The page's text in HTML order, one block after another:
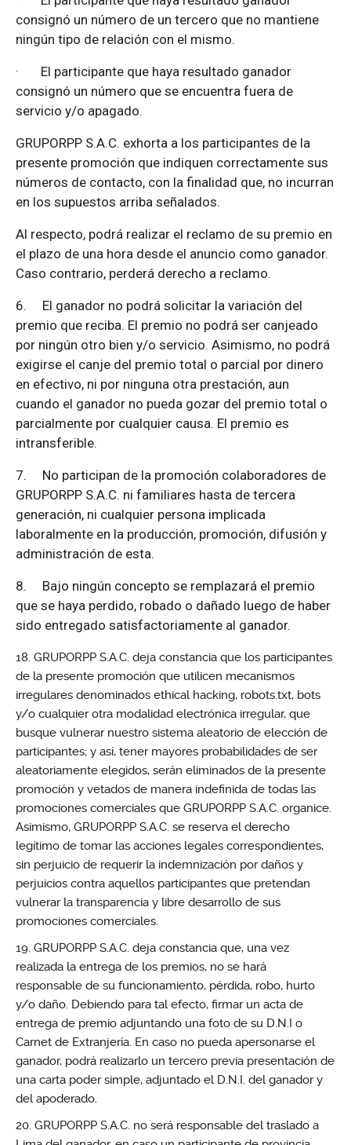
consignó un número de un tercero que no mantiene
ningún tipo de relación con el mismo.
· El participante que haya resultado ganador
consignó un número que se encuentra fuera de
servicio y/o apagado.
GRUPORPP S.A.C. exhorta a los participantes de la
presente promoción que indiquen correctamente sus
números de contacto, con la finalidad que, no incurran
en los supuestos arriba señalados.
Al respecto, podrá realizar el reclamo de su premio en
el plazo de una hora desde el anuncio como ganador.
Caso contrario, perderá derecho a reclamo.
6. El ganador no podrá solicitar la variación del
premio que reciba. El premio no podrá ser canjeado
por ningún otro bien y/o servicio. Asimismo, no podrá
exigirse el canje del premio total o parcial por dinero
en efectivo, ni por ninguna otra prestación, aun
cuando el ganador no pueda gozar del premio total o
parcialmente por cualquier causa. El premio es
intransferible.
7. No participan de la promoción colaboradores de
GRUPORPP S.A.C. ni familiares hasta de tercera
generación, ni cualquier persona implicada
laboralmente en la producción, promoción, difusión y
administración de esta.
8. Bajo ningún concepto se remplazará el premio
que se haya perdido, robado o dañado luego de haber
sido entregado satisfactoriamente al ganador.
GRUPORPP S.A.C. deja constancia que los participantes
de la presente promoción que utilicen mecanismos
irregulares denominados ethical hacking, robots.txt, bots
y/o cualquier otra modalidad electrónica irregular, que
busque vulnerar nuestro sistema aleatorio de elección de
participantes; y así, tener mayores probabilidades de ser
aleatoriamente elegidos, serán eliminados de la presente
promoción y vetados de manera indefinida de todas las
promociones comerciales que GRUPORPP S.A.C. organice.
Asimismo, GRUPORPP S.A.C. se reserva el derecho
legítimo de tomar las acciones legales correspondientes,
sin perjuicio de requerir la indemnización por daños y
perjuicios contra aquellos participantes que pretendan
vulnerar la transparencia y libre desarrollo de sus
promociones comerciales.
GRUPORPP S.A.C. deja constancia que, una vez
realizada la entrega de los premios, no se hará
responsable de su funcionamiento, pérdida, robo, hurto
y/o daño. Debiendo para tal efecto, firmar un acta de
entrega de premio adjuntando una foto de su D.N.I o
Carnet de Extranjería. En caso no pueda apersonarse el
ganador, podrá realizarlo un tercero previa presentación de
una carta poder simple, adjuntado el D.N.I. del ganador y
del apoderado.
GRUPORPP S.A.C. no será responsable del traslado a